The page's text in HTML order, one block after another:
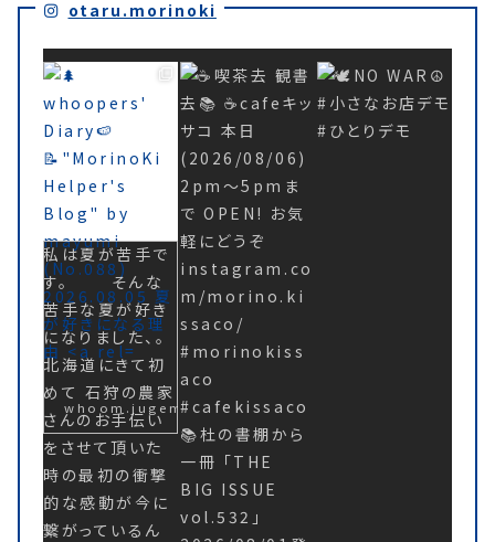
otaru.morinoki
夏が好きになる理
由 | Working
Holiday on
Otaru Project
にきて初めて石狩の農家
いるんだと思います。 外
て...
whoom.jugem.jp
私は夏が苦手で
す。 そんな
苦手な夏が好き
になりました、。
北海道にきて初
めて 石狩の農家
さんのお手伝い
をさせて頂いた
時の最初の衝撃
的な感動が今に
繋がっているん